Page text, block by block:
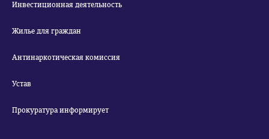
Инвестиционная деятельность
Жилье для граждан
Антинаркотическая комиссия
Устав
Прокуратура информирует